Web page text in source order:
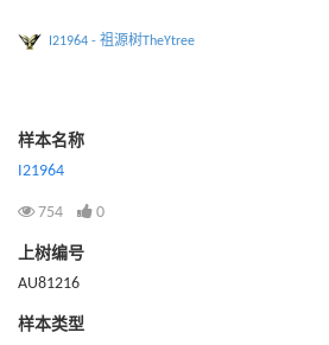
I21964 - 祖源树TheYtree
样本名称
I21964
754 0
上树编号
AU81216
样本类型